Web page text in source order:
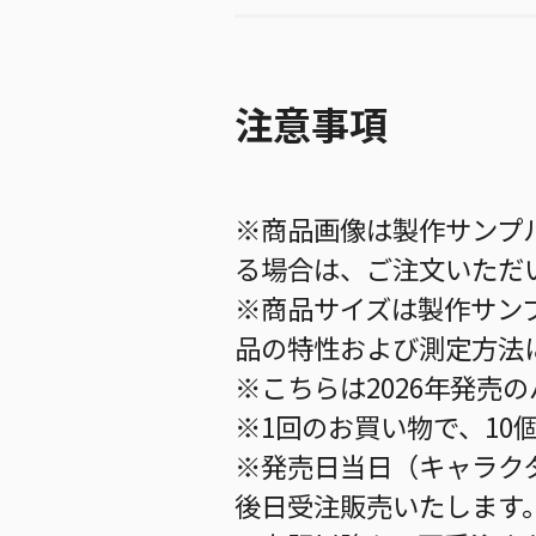
注意事項
※商品画像は製作サンプ
る場合は、ご注文いた
※商品サイズは製作サン
品の特性および測定方
※こちらは2026年発売
※1回のお買い物で、10
※発売日当日（キャラク
後日受注販売いたします